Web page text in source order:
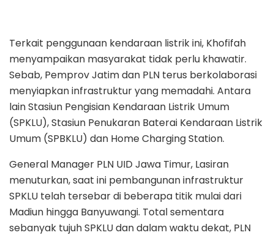
Terkait penggunaan kendaraan listrik ini, Khofifah
menyampaikan masyarakat tidak perlu khawatir.
Sebab, Pemprov Jatim dan PLN terus berkolaborasi
menyiapkan infrastruktur yang memadahi. Antara
lain Stasiun Pengisian Kendaraan Listrik Umum
(SPKLU), Stasiun Penukaran Baterai Kendaraan Listrik
Umum (SPBKLU) dan Home Charging Station.
General Manager PLN UID Jawa Timur, Lasiran
menuturkan, saat ini pembangunan infrastruktur
SPKLU telah tersebar di beberapa titik mulai dari
Madiun hingga Banyuwangi. Total sementara
sebanyak tujuh SPKLU dan dalam waktu dekat, PLN